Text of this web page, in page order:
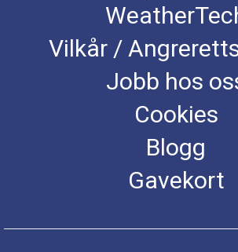
Vilkår /
Jobb hos
Cookies
Blogg
Gavekort